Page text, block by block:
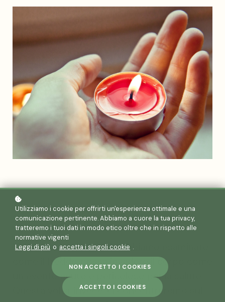
Nelprecedente articoloabbiamo esaminato
come il freddo possa invadere il corpo come
un evento acuto e pericoloso per la salute.
Questa volta, invece, ci concentreremo sul
Utilizziamo i cookie per offrirti un'esperienza ottimale e una
comunicazione pertinente. Abbiamo a cuore la tua privacy,
tratteremo i tuoi dati in modo etico oltre che in rispetto alle
normative vigenti
Leggi di più o accetta i singoli cookie .
NON ACCETTO I COOKIES
ACCETTO I COOKIES